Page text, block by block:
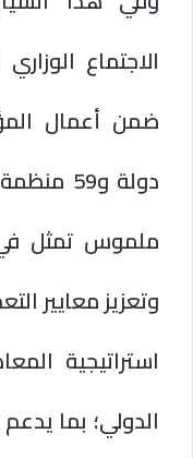
الاجتماع
دولة
ملموس تمثل في
وتعزيز معايير
استراتيجية
الدولي؛ بما